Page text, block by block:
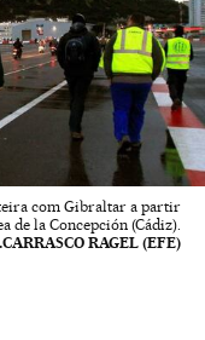
com Gibraltar a partir
de la Concepción (Cádiz).
RAGEL (EFE)